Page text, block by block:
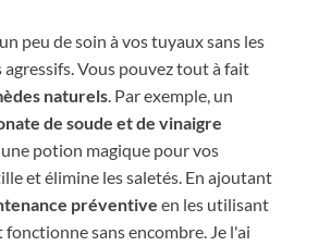
peu de soin à vos tuyaux sans les
Vous pouvez tout à fait
naturels. Par exemple, un
de soude et de vinaigre
potion magique pour vos
et élimine les saletés. En ajoutant
préventive en les utilisant
sans encombre. Je l'ai